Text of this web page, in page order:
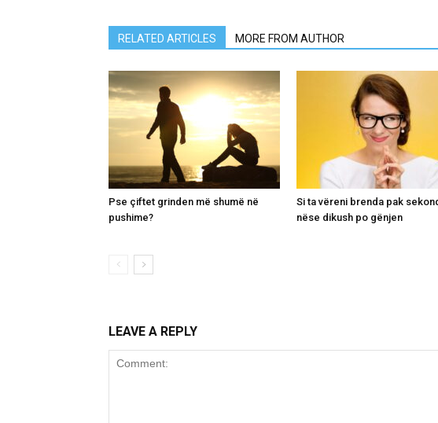
RELATED ARTICLES MORE FROM AUTHOR
Pse çiftet grinden më shumë në
pushime?
Si ta vëreni brenda pak
nëse dikush po gënjen
LEAVE A REPLY